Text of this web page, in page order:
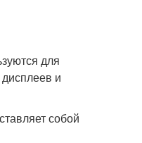
для
и
собой